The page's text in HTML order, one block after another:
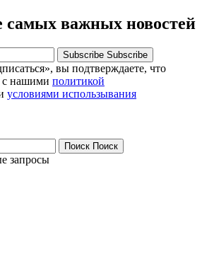
самых важных новостей
Subscribe Subscribe
вы подтверждаете, что
с нашими политикой
условиями использывания
Поиск Поиск
запросы